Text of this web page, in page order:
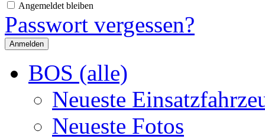
Angemeldet bleiben
Passwort vergessen?
BOS (alle)
Neueste
Neueste Fotos